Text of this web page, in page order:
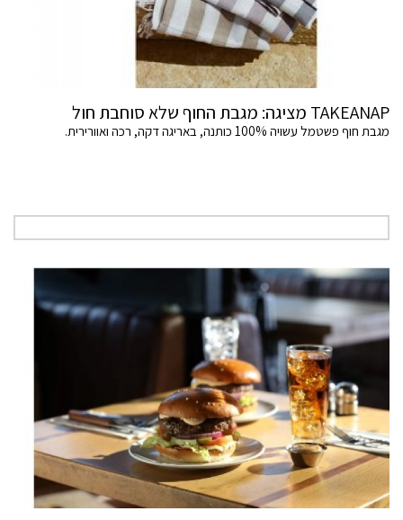
TAKEANAP מציגה: מגבת החוף שלא סוחבת חול
מגבת חוף פשטמל עשויה 100% כותנה, באריגה דקה, רכה ואוורירית.